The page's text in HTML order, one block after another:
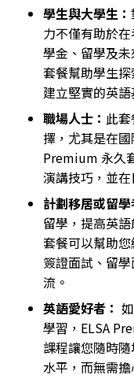
學生與大學生：
力不僅有助於
學金、留學及
套餐幫助學生
建立堅實的英
職場人士： 此
擇，尤其是在
Premium 永久
演講技巧，並
計劃移居或留學
留學，提高英
套餐可以幫助
簽證面試、留
流。
英語愛好者：
學習，ELSA
課程讓您隨時
水平，而無需